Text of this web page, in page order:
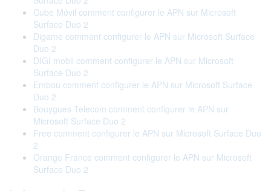
Cube Móvil comment configurer le APN sur Microsoft
Surface Duo 2
Digame comment configurer le APN sur Microsoft Surface
Duo 2
DIGI mobil comment configurer le APN sur Microsoft
Surface Duo 2
Embou comment configurer le APN sur Microsoft Surface
Duo 2
Bouygues Telecom comment configurer le APN sur
Microsoft Surface Duo 2
Free comment configurer le APN sur Microsoft Surface Duo
2
Orange France comment configurer le APN sur Microsoft
Surface Duo 2